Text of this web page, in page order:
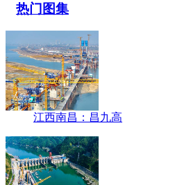
热门图集
江西南昌：昌九高